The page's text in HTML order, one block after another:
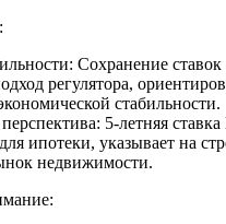
Сохранение ставок
регулятора,
стабильности.
5-летняя
ипотеки, указывает на
недвижимости.